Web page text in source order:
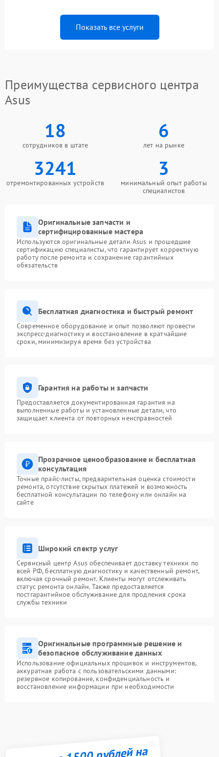
Показать все услуги
Преимущества сервисного центра
Asus
18
сотрудников в штате
6
лет на рынке
3241
отремонтированных устройств
3
минимальный опыт работы
специалистов
Оригинальные запчасти и
сертифицированные мастера
Используются оригинальные детали Asus и прошедшие
сертификацию специалисты, что гарантирует корректную
работу после ремонта и сохранение гарантийных
обязательств
Бесплатная диагностика и быстрый ремонт
Современное оборудование и опыт позволяют провести
экспресс-диагностику и восстановление в кратчайшие
сроки, минимизируя время без устройства
Гарантия на работы и запчасти
Предоставляется документированная гарантия на
выполненные работы и установленные детали, что
защищает клиента от повторных неисправностей
Прозрачное ценообразование и бесплатная
консультация
Точные прайс-листы, предварительная оценка стоимости
ремонта, отсутствие скрытых платежей и возможность
бесплатной консультации по телефону или онлайн на
сайте
Широкий спектр услуг
Сервисный центр Asus обеспечивает доставку техники по
всей РФ, бесплатную диагностику и качественный ремонт,
включая срочный ремонт. Клиенты могут отслеживать
статус ремонта онлайн. Также предоставляется
постгарантийное обслуживание для продления срока
службы техники
Оригинальные программные решение и
безопасное обслуживание данных
Использование официальных прошивок и инструментов,
аккуратная работа с пользовательскими данными:
резервное копирование, конфиденциальность и
восстановление информации при необходимости